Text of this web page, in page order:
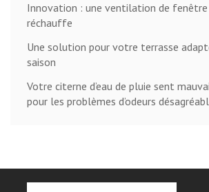
Innovation : une ventilation de
réchauffe
Une solution pour votre terrasse
saison
Votre citerne d’eau de pluie sent
pour les problèmes d’odeurs